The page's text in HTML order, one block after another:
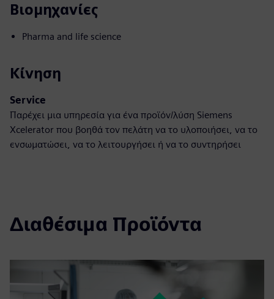
Βιομηχανίες
Pharma and life science
Κίνηση
Service
Παρέχει μια υπηρεσία για ένα προϊόν/λύση Siemens
Xcelerator που βοηθά τον πελάτη να το υλοποιήσει, να το
ενσωματώσει, να το λειτουργήσει ή να το συντηρήσει
Διαθέσιμα Προϊόντα